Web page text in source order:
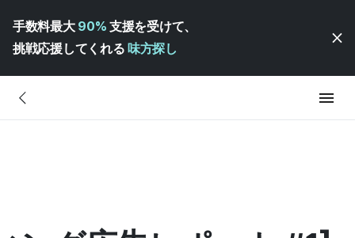
手数料最大 90% 支援を受けて、
挑戦応援してくれる 味方探し